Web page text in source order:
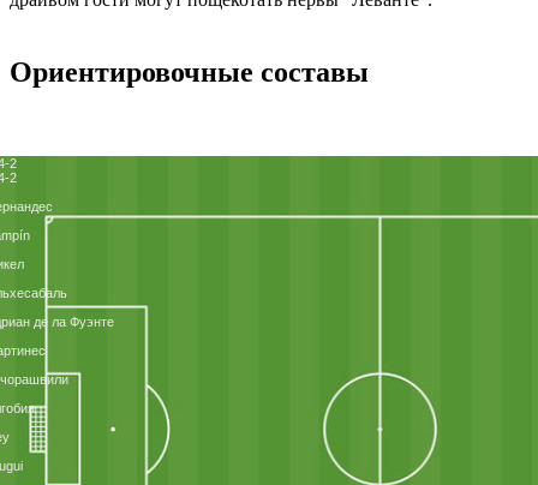
Ориентировочные составы
2
2
де ла Фуэнте